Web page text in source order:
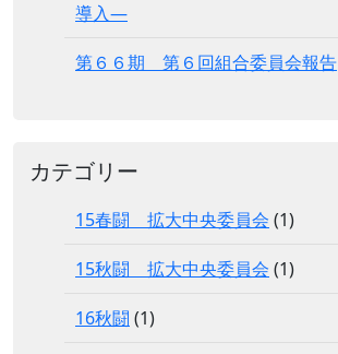
導入―
第６６期 第６回組合委員会報告
カテゴリー
15春闘 拡大中央委員会 (1)
15秋闘 拡大中央委員会 (1)
16秋闘 (1)